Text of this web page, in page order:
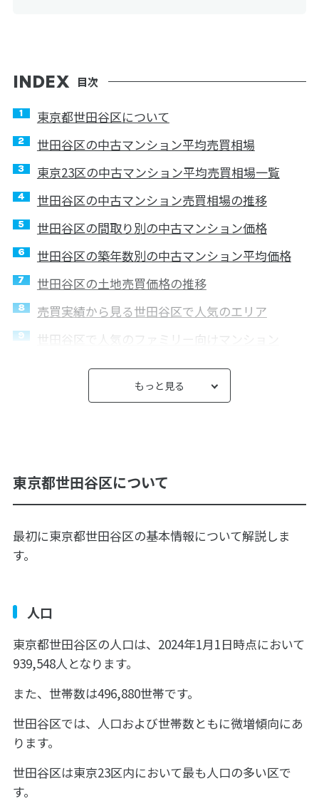
目次
東京都世田谷区について
世田谷区の中古マンション平均売買相場
東京23区の中古マンション平均売買相場一覧
世田谷区の中古マンション売買相場の推移
世田谷区の間取り別の中古マンション価格
世田谷区の築年数別の中古マンション平均価格
世田谷区の土地売買価格の推移
売買実績から見る世田谷区で人気のエリア
世田谷区で人気のファミリー向けマンション
世田谷区のマンション売買相場を自分で調べる方
世田谷区でのマンション買取ならスター・マイカ
もっと見る
東京都世田谷区について
最初に東京都世田谷区の基本情報について解説しま
す。
人口
東京都世田谷区の人口は、2024年1月1日時点において
939,548人となります。
また、世帯数は496,880世帯です。
世田谷区では、人口および世帯数ともに微増傾向にあ
ります。
世田谷区は東京23区内において最も人口の多い区で
す。